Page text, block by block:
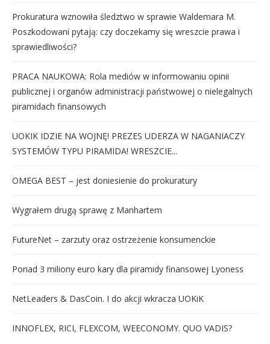
Prokuratura wznowiła śledztwo w sprawie Waldemara M.
Poszkodowani pytają: czy doczekamy się wreszcie prawa i
sprawiedliwości?
PRACA NAUKOWA: Rola mediów w informowaniu opinii
publicznej i organów administracji państwowej o nielegalnych
piramidach finansowych
UOKIK IDZIE NA WOJNĘ! PREZES UDERZA W NAGANIACZY
SYSTEMÓW TYPU PIRAMIDA! WRESZCIE...
OMEGA BEST – jest doniesienie do prokuratury
Wygrałem drugą sprawę z Manhartem
FutureNet – zarzuty oraz ostrzeżenie konsumenckie
Ponad 3 miliony euro kary dla piramidy finansowej Lyoness
NetLeaders & DasCoin. I do akcji wkracza UOKiK
INNOFLEX, RICI, FLEXCOM, WEECONOMY. QUO VADIS?